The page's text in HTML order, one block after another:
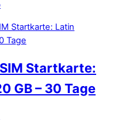
Startkarte:
GB – 30 Tage